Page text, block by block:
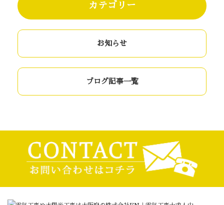
カテゴリー
お知らせ
ブログ記事一覧